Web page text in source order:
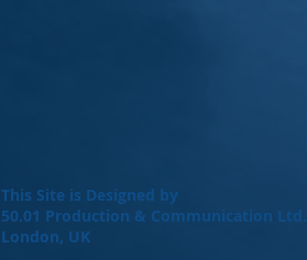
This Site is Designed by
50.01 Production & Communication Ltd.
London, UK